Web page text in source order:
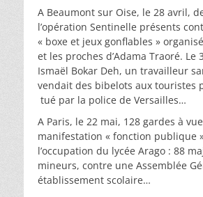
A Beaumont sur Oise, le 28 avril,
l’opération Sentinelle présents
« boxe et jeux gonflables »
et les proches d’Adama Traoré. Le
Ismaël Bokar Deh, un travailleur
vendait des bibelots aux touristes
tué par la police de Versailles…
A Paris, le 22 mai, 128 gardes à
manifestation « fonction publique
l’occupation du lycée Arago : 88
mineurs, contre une Assemblée
établissement scolaire…